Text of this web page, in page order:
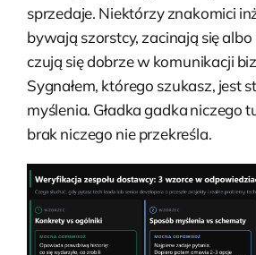
sprzedaje. Niektórzy znakomici
bywają szorstcy, zacinają się
czują się dobrze w komunikacji
Sygnałem, którego szukasz, jest
myślenia. Gładka gadka niczego
brak niczego nie przekreśla.